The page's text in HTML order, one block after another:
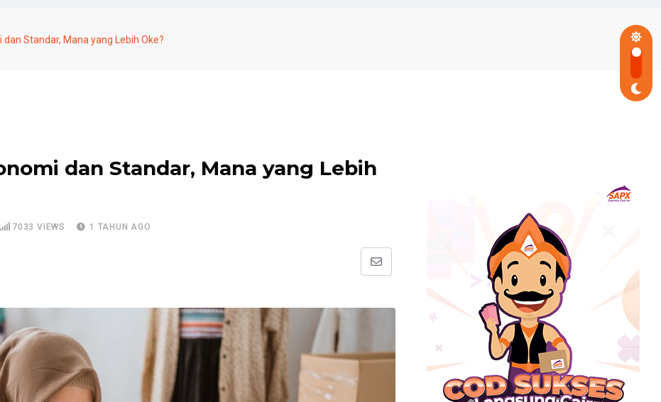
Standar, Mana yang Lebih Oke?
dan Standar, Mana yang Lebih
7033 VIEWS 1 TAHUN AGO
Share
Email